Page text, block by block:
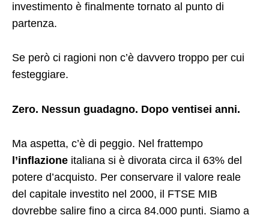
investimento è finalmente tornato al punto di
partenza.
Se però ci ragioni non c’è davvero troppo per cui
festeggiare.
Zero. Nessun guadagno. Dopo ventisei anni.
Ma aspetta, c’è di peggio. Nel frattempo
l’inflazione italiana si è divorata circa il 63% del
potere d’acquisto. Per conservare il valore reale
del capitale investito nel 2000, il FTSE MIB
dovrebbe salire fino a circa 84.000 punti. Siamo a